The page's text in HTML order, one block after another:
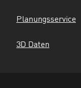
Planungsservice
3D Daten